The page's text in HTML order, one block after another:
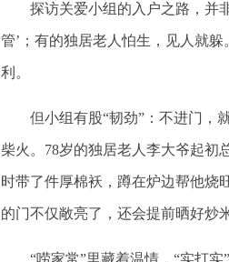
探访关爱小组的入户之路，并非
管’；有的独居老人怕生，见人就
利。
但小组有股“韧劲”：不进门，就
柴火。78岁的独居老人李大爷起初
时带了件厚棉袄，蹲在炉边帮他烧
的门不仅敞亮了，还会提前晒好炒
“唠家常”里藏着温情，“实打实”